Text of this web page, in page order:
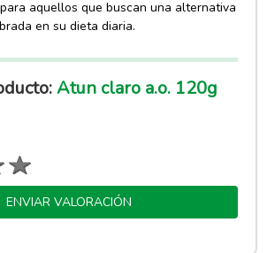
aquellos que buscan una alternativa
en su dieta diaria.
Atun claro a.o. 120g
ENVIAR VALORACIÓN